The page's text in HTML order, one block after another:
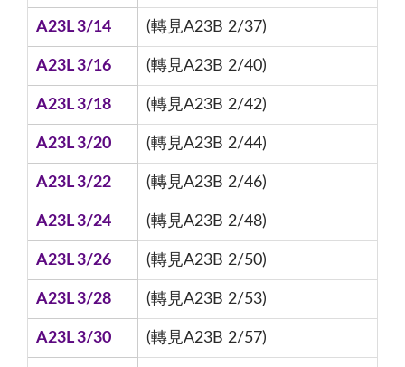
A23L 3/14 (轉見A23B 2/37)
A23L 3/16 (轉見A23B 2/40)
A23L 3/18 (轉見A23B 2/42)
A23L 3/20 (轉見A23B 2/44)
A23L 3/22 (轉見A23B 2/46)
A23L 3/24 (轉見A23B 2/48)
A23L 3/26 (轉見A23B 2/50)
A23L 3/28 (轉見A23B 2/53)
A23L 3/30 (轉見A23B 2/57)